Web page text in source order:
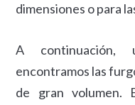
dimensiones o para
A continuación,
encontramos las
de gran volumen.